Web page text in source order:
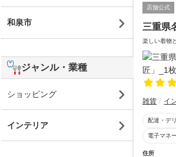
店舗公式
三重県
楽しい着物
雑貨 イ
配達・デ
電子マネ
住所
和泉市
ジャンル・業種
ショッピング
インテリア